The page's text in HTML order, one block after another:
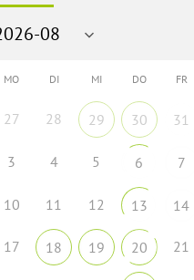
MO DI MI DO FR
27 28 29 30 31
3 4 5 6 7
10 11 12 13 14
17 18 19 20 21